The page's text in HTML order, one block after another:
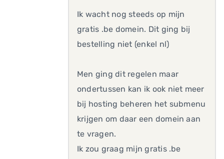
Ik wacht nog steeds op mijn
gratis .be domein. Dit ging bij
bestelling niet (enkel nl)
Men ging dit regelen maar
ondertussen kan ik ook niet meer
bij hosting beheren het submenu
krijgen om daar een domein aan
te vragen.
Ik zou graag mijn gratis .be